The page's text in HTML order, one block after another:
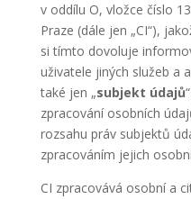
v oddílu O, vložce číslo
Praze (dále jen „CI“),
si tímto dovoluje
uživatele jiných služeb a
také jen „subjekt údajů
zpracování osobních
rozsahu práv subjektů
zpracováním jejich
CI zpracovává osobní a